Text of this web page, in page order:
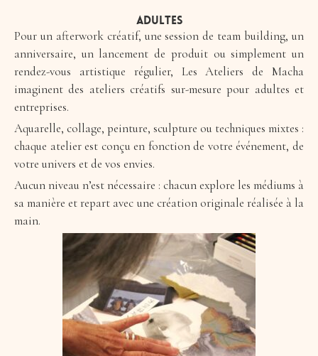
Adultes
Pour un afterwork créatif, une session de team building, un
anniversaire, un lancement de produit ou simplement un
rendez-vous artistique régulier, Les Ateliers de Macha
imaginent des ateliers créatifs sur-mesure pour adultes et
entreprises.
Aquarelle, collage, peinture, sculpture ou techniques mixtes :
chaque atelier est conçu en fonction de votre événement, de
votre univers et de vos envies.
Aucun niveau n’est nécessaire : chacun explore les médiums à
sa manière et repart avec une création originale réalisée à la
main.